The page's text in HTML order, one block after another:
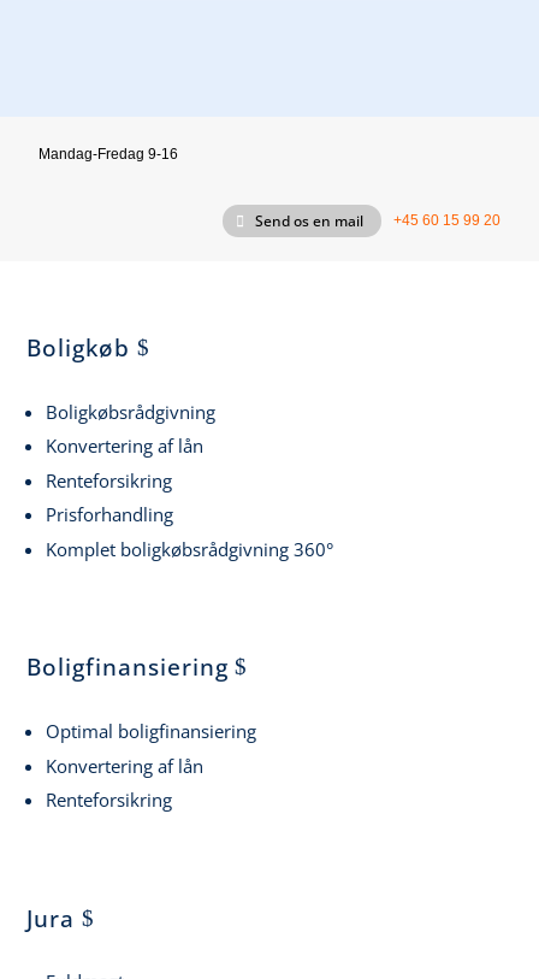
Mandag-Fredag 9-16
Send os en mail +45 60 15 99 20
Boligkøb
Boligkøbsrådgivning
Konvertering af lån
Renteforsikring
Prisforhandling
Komplet boligkøbsrådgivning 360°
Boligfinansiering
Optimal boligfinansiering
Konvertering af lån
Renteforsikring
Jura